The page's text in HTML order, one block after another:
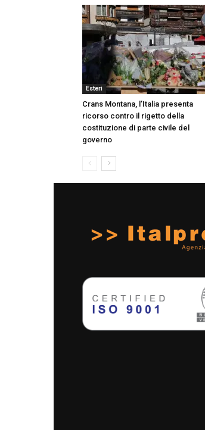
Esteri
Crans Montana, l’Italia presenta
ricorso contro il rigetto della
costituzione di parte civile del
governo